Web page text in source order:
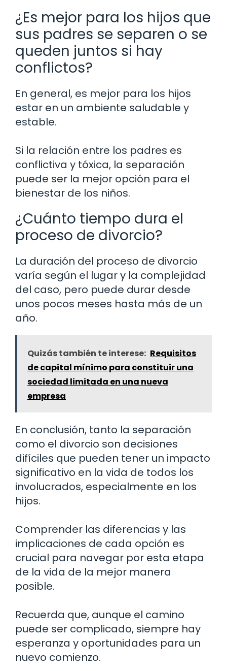
¿Es mejor para los hijos que
sus padres se separen o se
queden juntos si hay
conflictos?
En general, es mejor para los hijos
estar en un ambiente saludable y
estable.
Si la relación entre los padres es
conflictiva y tóxica, la separación
puede ser la mejor opción para el
bienestar de los niños.
¿Cuánto tiempo dura el
proceso de divorcio?
La duración del proceso de divorcio
varía según el lugar y la complejidad
del caso, pero puede durar desde
unos pocos meses hasta más de un
año.
Quizás también te interese: Requisitos
de capital mínimo para constituir una
sociedad limitada en una nueva
empresa
En conclusión, tanto la separación
como el divorcio son decisiones
difíciles que pueden tener un impacto
significativo en la vida de todos los
involucrados, especialmente en los
hijos.
Comprender las diferencias y las
implicaciones de cada opción es
crucial para navegar por esta etapa
de la vida de la mejor manera
posible.
Recuerda que, aunque el camino
puede ser complicado, siempre hay
esperanza y oportunidades para un
nuevo comienzo.